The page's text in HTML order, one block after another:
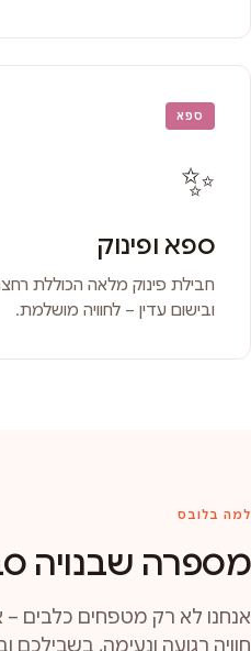
ספא
✨
ספא ופינוק
חבילת פינוק מלאה הכוללת
ובישום עדין – לחוויה מושלמת.
למה בלובס
מספרה שבנויה
אנחנו לא רק מטפחים כלבים –
חוויה רגועה ונעימה, בשבילכם